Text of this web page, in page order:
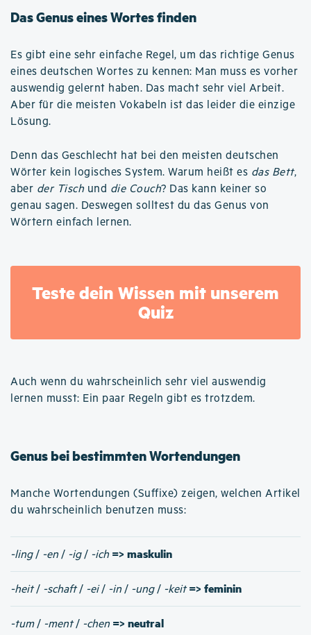
Das Genus eines Wortes finden
Es gibt eine sehr einfache Regel, um das richtige Genus
eines deutschen Wortes zu kennen: Man muss es vorher
auswendig gelernt haben. Das macht sehr viel Arbeit.
Aber für die meisten Vokabeln ist das leider die einzige
Lösung.
Denn das Geschlecht hat bei den meisten deutschen
Wörter kein logisches System. Warum heißt es das Bett,
aber der Tisch und die Couch? Das kann keiner so
genau sagen. Deswegen solltest du das Genus von
Wörtern einfach lernen.
Teste dein Wissen mit unserem
Quiz
Auch wenn du wahrscheinlich sehr viel auswendig
lernen musst: Ein paar Regeln gibt es trotzdem.
Genus bei bestimmten Wortendungen
Manche Wortendungen (Suffixe) zeigen, welchen Artikel
du wahrscheinlich benutzen muss:
-ling/ -en / -ig/ -ich => maskulin
-heit/ -schaft/ -ei/ -in / -ung/ -keit => feminin
-tum/ -ment/ -chen => neutral